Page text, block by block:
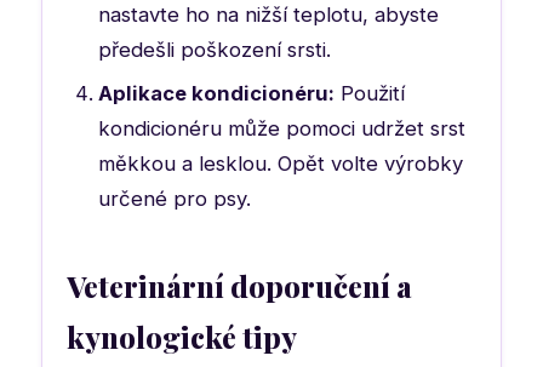
nastavte ho na nižší teplotu, abyste
předešli poškození srsti.
Aplikace kondicionéru: Použití
kondicionéru může pomoci udržet srst
měkkou a lesklou. Opět volte výrobky
určené pro psy.
Veterinární doporučení a
kynologické tipy